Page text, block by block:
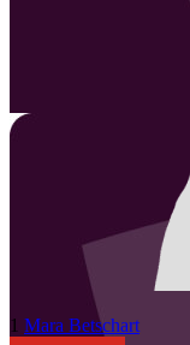
1 Mara Betschart